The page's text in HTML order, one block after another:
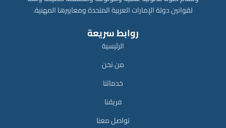
لقوانين دولة الإمارات العربية المتحدة ومعاييرها المهنية.
روابط سريعة
الرئيسية
من نحن
خدماتنا
فريقنا
تواصل معنا